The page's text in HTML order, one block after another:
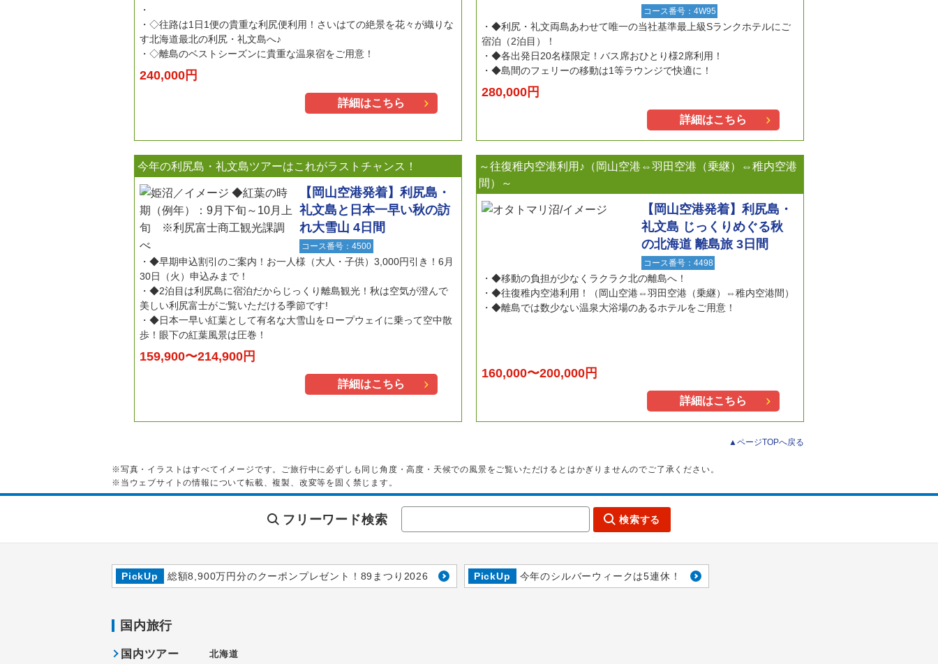
◇往路は1日1便の貴重な利尻便利用！さいはての絶景を花々が織りな
す北海道最北の利尻・礼文島へ♪
◇離島のベストシーズンに貴重な温泉宿をご用意！
240,000円
詳細はこちら
コース番号：4W95
◆利尻・礼文両島あわせて唯一の当社基準最上級Sランクホテルにご
宿泊（2泊目）！
◆各出発日20名様限定！バス席おひとり様2席利用！
◆島間のフェリーの移動は1等ラウンジで快適に！
280,000円
詳細はこちら
今年の利尻島・礼文島ツアーはこれがラストチャンス！
【岡山空港発着】利尻島・
礼文島と日本一早い秋の訪
れ大雪山 4日間
コース番号：4500
◆早期申込割引のご案内！お一人様（大人・子供）3,000円引き！6月
30日（火）申込みまで！
◆2泊目は利尻島に宿泊だからじっくり離島観光！秋は空気が澄んで
美しい利尻富士がご覧いただける季節です!
◆日本一早い紅葉として有名な大雪山をロープウェイに乗って空中散
歩！眼下の紅葉風景は圧巻！
159,900〜214,900円
詳細はこちら
～往復稚内空港利用♪（岡山空港⇔羽田空港（乗継）⇔稚内空港
間）～
【岡山空港発着】利尻島・
礼文島 じっくりめぐる秋
の北海道 離島旅 3日間
コース番号：4498
◆移動の負担が少なくラクラク北の離島へ！
◆往復稚内空港利用！（岡山空港⇔羽田空港（乗継）⇔稚内空港間）
◆離島では数少ない温泉大浴場のあるホテルをご用意！
160,000〜200,000円
詳細はこちら
▲ページTOPへ戻る
※写真・イラストはすべてイメージです。ご旅行中に必ずしも同じ角度・高度・天候での風景をご覧いただけるとはかぎりませんのでご了承ください。
※当ウェブサイトの情報について転載、複製、改変等を固く禁じます。
フリーワード検索 検索する
PickUp 総額8,900万円分のクーポンプレゼント！89まつり2026 PickUp 今年のシルバーウィークは5連休！
国内旅行
国内ツアー
北海道